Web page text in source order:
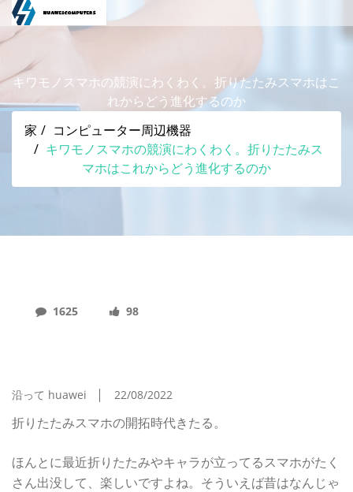
キワモノスマホの競演にわくわく。折りたたみスマホはこ
れからどう進化するのか
家
コンピューター周辺機器
キワモノスマホの競演にわくわく。折りたたみス
マホはこれからどう進化するのか
1625 98
沿って huawei 22/08/2022
折りたたみスマホの開拓時代きたる。
ほんとに最近折りたたみやキャラが立ってるスマホがたく
さん出没して、楽しいですよね。そういえば昔はなんじゃ